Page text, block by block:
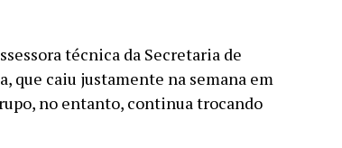
técnica da Secretaria de
que caiu justamente na semana em
no entanto, continua trocando